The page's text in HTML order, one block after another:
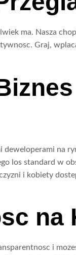
ma. Nasza
Graj,
na
los standard w
i kobiety
na
i